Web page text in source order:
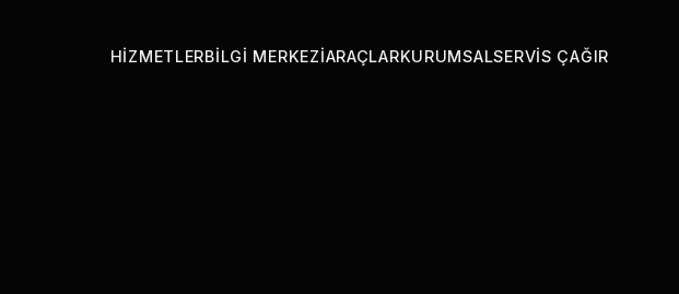
HIZMETLERBILGI MERKEZIARAÇLARKURUMSALSERVIS ÇAĞIR